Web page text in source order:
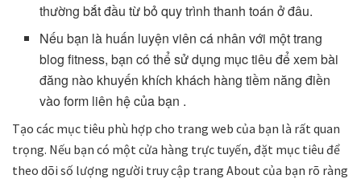
thường bắt đầu từ bỏ quy trình thanh toán ở đâu.
Nếu bạn là huấn luyện viên cá nhân với một trang
blog fitness, bạn có thể sử dụng mục tiêu để xem bài
đăng nào khuyến khích khách hàng tiềm năng điền
vào form liên hệ của bạn .
Tạo các mục tiêu phù hợp cho trang web của bạn là rất quan
trọng. Nếu bạn có một cửa hàng trực tuyến, đặt mục tiêu để
theo dõi số lượng người truy cập trang About của bạn rõ ràng